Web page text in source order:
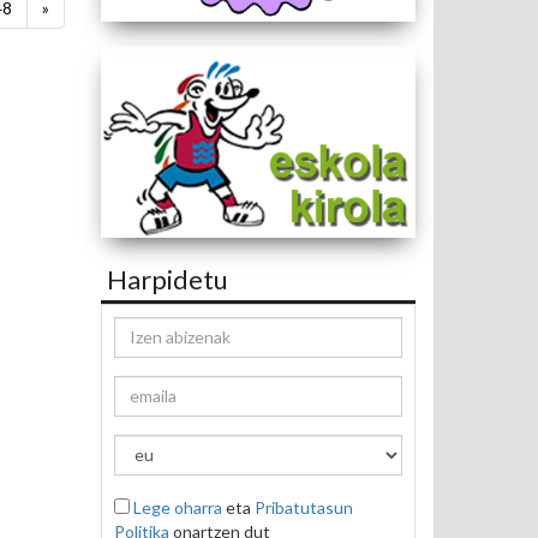
»
Harpidetu
Lege oharra eta Pribatutasun
Politika onartzen dut